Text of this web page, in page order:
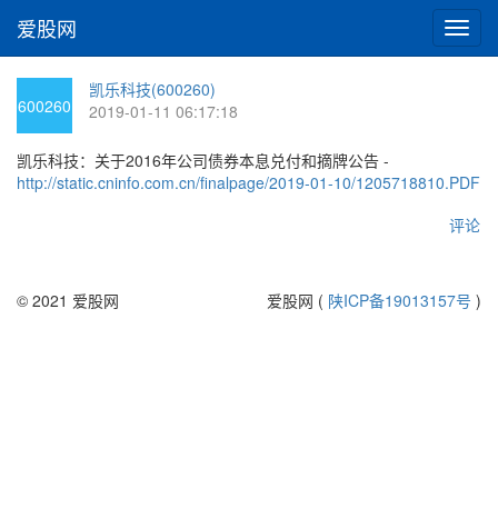
切
换
爱股网
600260
凯乐科技(600260)
2019-01-11 06:17:18
凯乐科技：关于2016年公司债券本息兑付和摘牌公告 -
http://static.cninfo.com.cn/finalpage/2019-01-10/1205718810.PDF
评论
© 2021 爱股网 爱股网 ( 陕ICP备19013157号 )